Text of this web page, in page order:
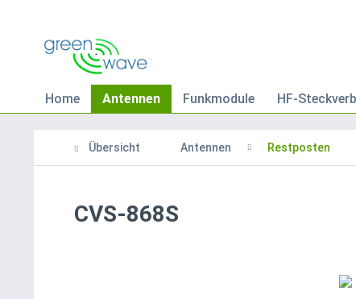
Home Antennen Funkmodule HF-
Übersicht Antennen Restposten
CVS-868S